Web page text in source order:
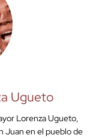
Ugueto
Lorenza Ugueto,
Juan en el pueblo de